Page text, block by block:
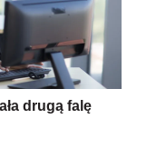
drugą falę